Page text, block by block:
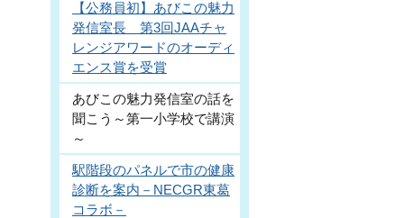
【公務員初】あびこの魅力
発信室長 第3回JAAチャ
レンジアワードのオーディ
エンス賞を受賞
あびこの魅力発信室の話を
聞こう～第一小学校で講演
～
駅階段のパネルで市の健康
診断を案内－NECGR東葛
コラボ－